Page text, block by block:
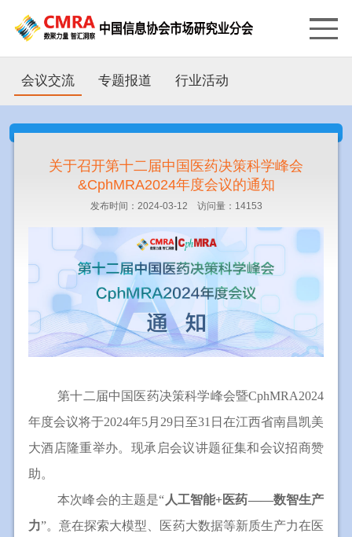
会议交流 专题报道 行业活动
关于召开第十二届中国医药决策科学峰会
&CphMRA2024年度会议的通知
发布时间：2024-03-12 访问量：14153
第十二届中国医药决策科学峰会暨CphMRA2024
年度会议将于2024年5月 29日至31 日在江西省南昌凯美
大酒店隆重举办。现承启会议讲题征集和会议招商赞
助。
本次峰会的主题是“ 人工智能+医药——数智生产
力”。意在探索大模型、医药大数据等新质生产力在医